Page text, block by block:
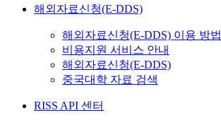
해외자료신청(E-DDS)
해외자료신청(E-DDS) 이용 방법
비용지원 서비스 안내
해외자료신청(E-DDS)
중국대학 자료 검색
RISS API 센터